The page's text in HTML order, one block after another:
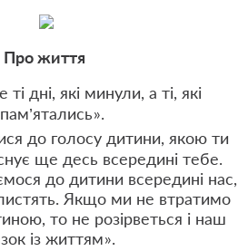
Про життя
дні, які минули, а ті, які
».
до голосу дитини, якою ти
ще десь всередині тебе.
до дитини всередині нас,
Якщо ми не втратимо
то не розірветься і наш
із життям».